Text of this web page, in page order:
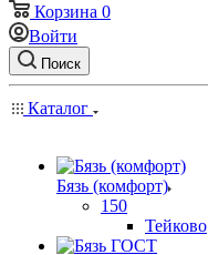
Корзина 0
Войти
Поиск
Каталог
Бязь (комфорт)
150
Тейково